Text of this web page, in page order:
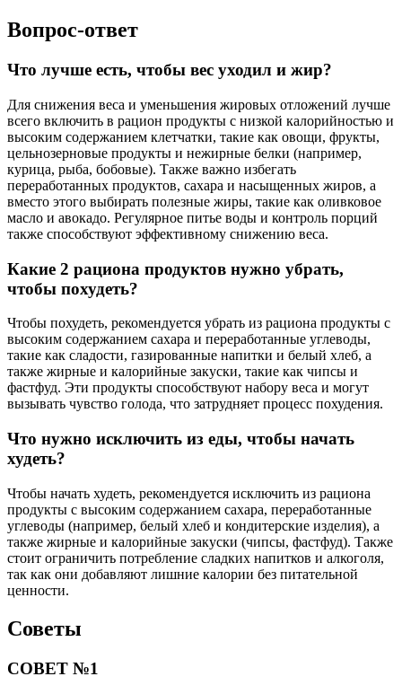
Вопрос-ответ
Что лучше есть, чтобы вес уходил и жир?
Для снижения веса и уменьшения жировых отложений лучше
всего включить в рацион продукты с низкой калорийностью и
высоким содержанием клетчатки, такие как овощи, фрукты,
цельнозерновые продукты и нежирные белки (например,
курица, рыба, бобовые). Также важно избегать
переработанных продуктов, сахара и насыщенных жиров, а
вместо этого выбирать полезные жиры, такие как оливковое
масло и авокадо. Регулярное питье воды и контроль порций
также способствуют эффективному снижению веса.
Какие 2 рациона продуктов нужно убрать,
чтобы похудеть?
Чтобы похудеть, рекомендуется убрать из рациона продукты с
высоким содержанием сахара и переработанные углеводы,
такие как сладости, газированные напитки и белый хлеб, а
также жирные и калорийные закуски, такие как чипсы и
фастфуд. Эти продукты способствуют набору веса и могут
вызывать чувство голода, что затрудняет процесс похудения.
Что нужно исключить из еды, чтобы начать
худеть?
Чтобы начать худеть, рекомендуется исключить из рациона
продукты с высоким содержанием сахара, переработанные
углеводы (например, белый хлеб и кондитерские изделия), а
также жирные и калорийные закуски (чипсы, фастфуд). Также
стоит ограничить потребление сладких напитков и алкоголя,
так как они добавляют лишние калории без питательной
ценности.
Советы
СОВЕТ №1